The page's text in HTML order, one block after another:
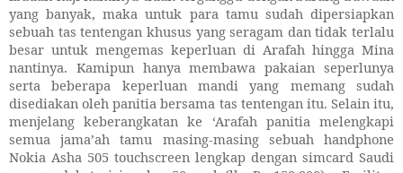
yang banyak, maka untuk para tamu sudah dipersiapkan
sebuah tas tentengan khusus yang seragam dan tidak terlalu
besar untuk mengemas keperluan di Arafah hingga Mina
nantinya. Kamipun hanya membawa pakaian seperlunya
serta beberapa keperluan mandi yang memang sudah
disediakan oleh panitia bersama tas tentengan itu. Selain itu,
menjelang keberangkatan ke ‘Arafah panitia melengkapi
semua jama’ah tamu masing-masing sebuah handphone
Nokia Asha 505 touchscreen lengkap dengan simcard Saudi